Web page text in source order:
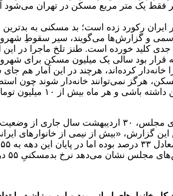
فقط یک متر مربع مسکن در تهران می‌شود
ایران رکورد زده است؛ بد مسکنی به
و گزارش‌ها می‌گویند، سیر سقوطِ
سال ۱۴۰۰ به شیوه‌ای جدی کلید خورده است. طنز تلخ
قرار بود سالی یک میلیون مسکن برای
که ۷۰ هزار کارگر را خانه‌دار کرده‌اند، هرچند در این
هرگز نمی‌توانند خانه‌دار شوند چون
طرح‌هایی را ندارند که باید آورده‌ی سنگین
بپردازیم به گزارشی که مرکز پژوهش‌های مجلس، ۳۰ اردیبهشت
گزارش، «بیش از نیمی از خانوارهای